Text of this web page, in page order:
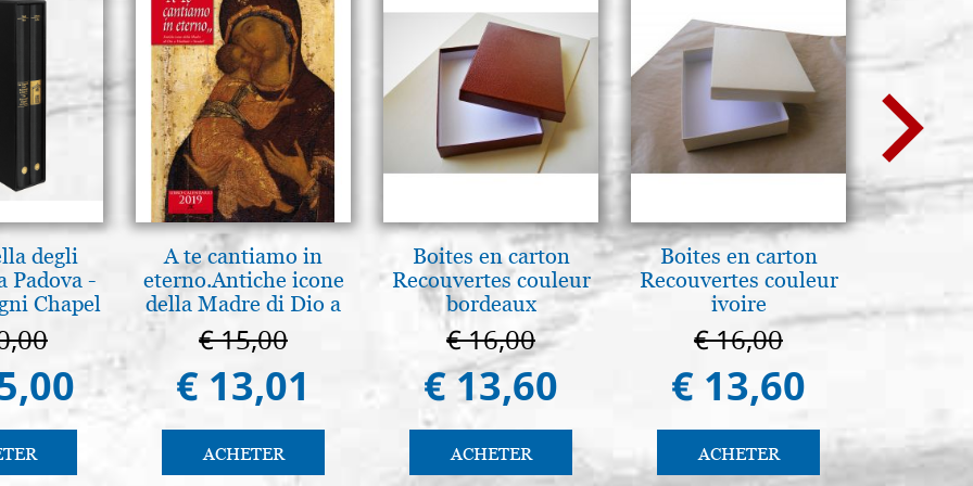
degli
Padova -
Chapel
A te cantiamo in
eterno.Antiche icone
della Madre di Dio a
Vladimir e Suzdal
(libro-cal. 2019))
€ 15,00
€ 13,01
ACHETER
Boites en carton
Recouvertes couleur
bordeaux
€ 16,00
€ 13,60
ACHETER
Boites en carton
Recouvertes couleur
ivoire
€ 16,00
€ 13,60
ACHETER